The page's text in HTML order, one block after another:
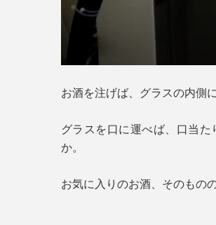
お酒を注げば、グラスの内側
グラスを口に運べば、口当
か。
お気に入りのお酒、そのもの